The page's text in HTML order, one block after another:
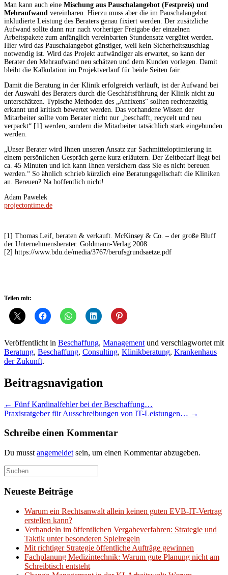
Man kann auch eine Mischung aus Pauschalangebot (Festpreis) und
Mehraufwand vereinbaren. Hierzu muss aber die im Pauschalangebot
inkludierte Leistung des Beraters genau fixiert werden. Der zusätzliche
Aufwand sollte dann nur nach vorheriger Freigabe der einzelnen
Arbeitspakete zum anfänglich vereinbarten Stundensatz vergütet werden.
Hier wird das Pauschalangebot günstiger, weil kein Sicherheitszuschlag
notwendig ist. Wird das Projekt aufwändiger als erwartet, so kann der
Berater den Mehraufwand neu schätzen und dem Kunden vorlegen. Damit
bleibt die Kalkulation im Projektverlauf für beide Seiten fair.
Damit die Beratung in der Klinik erfolgreich verläuft, ist der Aufwand bei
der Auswahl des Beraters durch die Geschäftsführung der Klinik nicht zu
unterschätzen. Typische Methoden des „Anfixens“ sollten rechtenzeitig
erkannt und kritisch bewertet werden. Das vorhandene Wissen der
Mitarbeiter sollte vom Berater nicht nur „beschafft, recycelt und neu
verpackt“ [1] werden, sondern die Mitarbeiter tatsächlich stark eingebunden
werden.
„Unser Berater wird Ihnen unseren Ansatz zur Sachmitteloptimierung in
einem persönlichen Gespräch gerne kurz erläutern. Der Zeitbedarf liegt bei
ca. 45 Minuten und ich kann Ihnen versichern dass Sie es nicht bereuen
werden.“ So ähnlich schrieb kürzlich eine Beratungsgellschaft die Kliniken
an. Bereuen? Na hoffentlich nicht!
Adam Pawelek
projectontime.de
[1] Thomas Leif, beraten & verkauft. McKinsey & Co. – der große Bluff
der Unternehmensberater. Goldmann-Verlag 2008
[2] https://www.bdu.de/media/3767/berufsgrundsaetze.pdf
Teilen mit:
Veröffentlicht in Beschaffung, Management und verschlagwortet mit
Beratung, Beschaffung, Consulting, Klinikberatung, Krankenhaus
der Zukunft.
Beitragsnavigation
← Fünf Kardinalfehler bei der Beschaffung…
Praxisratgeber für Ausschreibungen von IT-Leistungen… →
Schreibe einen Kommentar
Du musst angemeldet sein, um einen Kommentar abzugeben.
Suchen
nach:
Neueste Beiträge
Warum ein Rechtsanwalt allein keinen guten EVB-IT-Vertrag
erstellen kann?
Verhandeln im öffentlichen Vergabeverfahren: Strategie und
Taktik unter besonderen Spielregeln
Mit richtiger Strategie öffentliche Aufträge gewinnen
Fachplanung Medizintechnik: Warum gute Planung nicht am
Schreibtisch entsteht